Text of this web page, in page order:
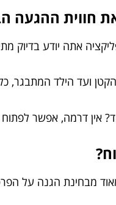
מבחינת הגנה על